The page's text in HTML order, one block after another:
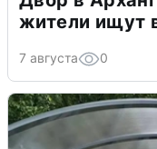
жители ищут
7 августа 0